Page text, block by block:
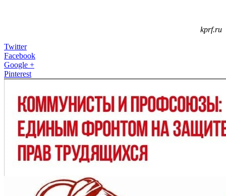
kprf.ru
Twitter
Facebook
Google +
Pinterest